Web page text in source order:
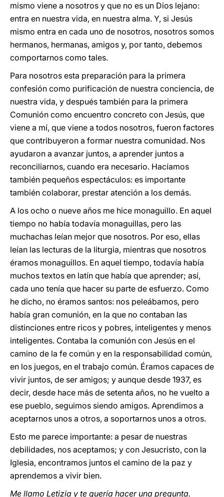
mismo viene a nosotros y que no es un Dios lejano:
entra en nuestra vida, en nuestra alma. Y, si Jesús
mismo entra en cada uno de nosotros, nosotros somos
hermanos, hermanas, amigos y, por tanto, debemos
comportarnos como tales.
Para nosotros esta preparación para la primera
confesión como purificación de nuestra conciencia, de
nuestra vida, y después también para la primera
Comunión como encuentro concreto con Jesús, que
viene a mí, que viene a todos nosotros, fueron factores
que contribuyeron a formar nuestra comunidad. Nos
ayudaron a avanzar juntos, a aprender juntos a
reconciliarnos, cuando era necesario. Hacíamos
también pequeños espectáculos: es importante
también colaborar, prestar atención a los demás.
A los ocho o nueve años me hice monaguillo. En aquel
tiempo no había todavía monaguillas, pero las
muchachas leían mejor que nosotros. Por eso, ellas
leían las lecturas de la liturgia, mientras que nosotros
éramos monaguillos. En aquel tiempo, todavía había
muchos textos en latín que había que aprender; así,
cada uno tenía que hacer su parte de esfuerzo. Como
he dicho, no éramos santos: nos peleábamos, pero
había gran comunión, en la que no contaban las
distinciones entre ricos y pobres, inteligentes y menos
inteligentes. Contaba la comunión con Jesús en el
camino de la fe común y en la responsabilidad común,
en los juegos, en el trabajo común. Éramos capaces de
vivir juntos, de ser amigos; y aunque desde 1937, es
decir, desde hace más de setenta años, no he vuelto a
ese pueblo, seguimos siendo amigos. Aprendimos a
aceptarnos unos a otros, a soportarnos unos a otros.
Esto me parece importante: a pesar de nuestras
debilidades, nos aceptamos; y con Jesucristo, con la
Iglesia, encontramos juntos el camino de la paz y
aprendemos a vivir bien.
Me llamo Letizia y te quería hacer una pregunta.